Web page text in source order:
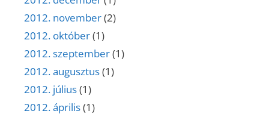
2012. november(2)
2012. október(1)
2012. szeptember(1)
2012. augusztus(1)
2012. július(1)
2012. április(1)